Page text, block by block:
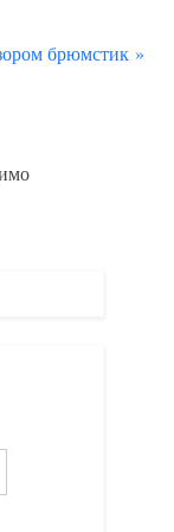
брюмстик